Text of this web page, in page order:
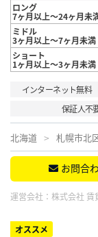
ロング
7ヶ月以上～24ヶ月未
ミドル
3ヶ月以上～7ヶ月未満
ショート
1ヶ月以上～3ヶ月未満
インターネット無料
保証人不
北海道 札幌市北
お問合
運営会社： 株式会社 賃
オススメ